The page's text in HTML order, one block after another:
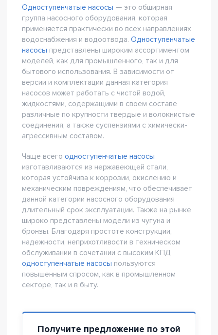
Одноступенчатые насосы — это обширная
группа насосного оборудования, которая
применяется практически во всех направлениях
водоснабжения и водоотвода. Одноступенчатые
насосы представлены широким ассортиментом
моделей, как для промышленного, так и для
бытового использования. В зависимости от
версии и комплектации данная категория
насосов может работать с чистой водой,
жидкостями, содержащими в своем составе
различные по крупности твердые и волокнистые
соединения, а также суспензиями с химически-
агрессивным составом.
Чаще всего одноступенчатые насосы
изготавливаются из нержавеющей стали,
которая устойчива к коррозии, окислению и
механическим повреждениям, что обеспечивает
данной категории насосного оборудования
длительный срок эксплуатации. Также на рынке
широко представлены модели из чугуна и
бронзы. Благодаря простоте конструкции,
надежности, неприхотливости в техническом
обслуживании в сочетании с высоким КПД
одноступенчатые насосы пользуются
повышенным спросом, как в промышленном
секторе, так и в быту.
Получите предложение по этой